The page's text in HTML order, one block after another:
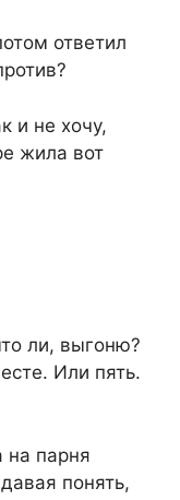
ответил
и не хочу,
жила вот
ли, выгоню?
Или пять.
парня
понять,